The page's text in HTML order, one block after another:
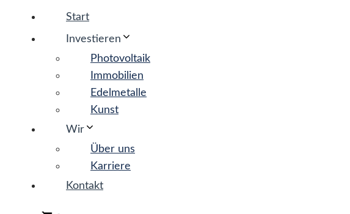
Start
Investieren
Photovoltaik
Immobilien
Edelmetalle
Kunst
Wir
Über uns
Karriere
Kontakt